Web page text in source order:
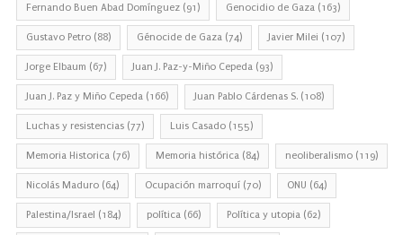
Fernando Buen Abad Domínguez (91) Genocidio de Gaza (163)
Gustavo Petro (88) Génocide de Gaza (74) Javier Milei (107)
Jorge Elbaum (67) Juan J. Paz-y-Miño Cepeda (93)
Juan J. Paz y Miño Cepeda (166) Juan Pablo Cárdenas S. (108)
Luchas y resistencias (77) Luis Casado (155)
Memoria Historica (76) Memoria histórica (84) neoliberalismo (119)
Nicolás Maduro (64) Ocupación marroquí (70) ONU (64)
Palestina/Israel (184) política (66) Política y utopia (62)